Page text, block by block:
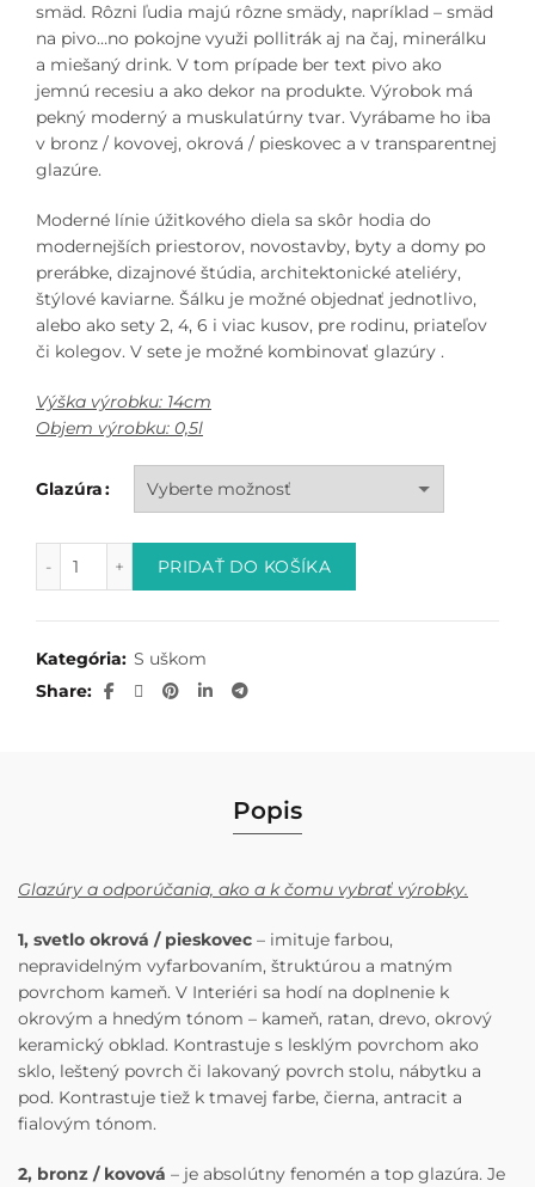
smäd. Rôzni ľudia majú rôzne smädy, napríklad – smäd
na pivo…no pokojne využi pollitrák aj na čaj, minerálku
a miešaný drink. V tom prípade ber text pivo ako
jemnú recesiu a ako dekor na produkte. Výrobok má
pekný moderný a muskulatúrny tvar. Vyrábame ho iba
v bronz / kovovej, okrová / pieskovec a v transparentnej
glazúre.
Moderné línie úžitkového diela sa skôr hodia do
modernejších priestorov, novostavby, byty a domy po
prerábke, dizajnové štúdia, architektonické ateliéry,
štýlové kaviarne. Šálku je možné objednať jednotlivo,
alebo ako sety 2, 4, 6 i viac kusov, pre rodinu, priateľov
či kolegov. V sete je možné kombinovať glazúry .
Výška výrobku: 14cm
Objem výrobku: 0,5l
Glazúra
množstvo Big Friend
PRIDAŤ DO KOŠÍKA
Kategória: S uškom
Share
Popis
Glazúry a odporúčania, ako a k čomu vybrať výrobky.
1, svetlo okrová / pieskovec – imituje farbou,
nepravidelným vyfarbovaním, štruktúrou a matným
povrchom kameň. V Interiéri sa hodí na doplnenie k
okrovým a hnedým tónom – kameň, ratan, drevo, okrový
keramický obklad. Kontrastuje s lesklým povrchom ako
sklo, leštený povrch či lakovaný povrch stolu, nábytku a
pod. Kontrastuje tiež k tmavej farbe, čierna, antracit a
fialovým tónom.
2, bronz / kovová – je absolútny fenomén a top glazúra. Je